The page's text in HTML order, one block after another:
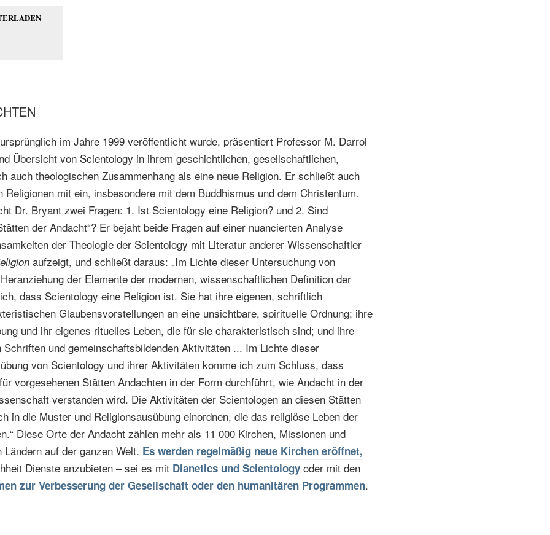
im Jahre 1999 veröffentlicht wurde, präsentiert Professor M. Darrol
Übersicht von Scientology in ihrem geschichtlichen, gesellschaftlichen,
auch theologischen Zusammenhang als eine neue Religion. Er schließt auch
Religionen mit ein, insbesondere mit dem Buddhismus und dem Christentum.
Dr. Bryant zwei Fragen: 1. Ist Scientology eine Religion? und 2. Sind
der Andacht“? Er bejaht beide Fragen auf einer nuancierten Analyse
der Theologie der Scientology mit Literatur anderer Wissenschaftler
aufzeigt, und schließt daraus: „Im Lichte dieser Untersuchung von
der Elemente der modernen, wissenschaftlichen Definition der
dass Scientology eine Religion ist. Sie hat ihre eigenen, schriftlich
Glaubensvorstellungen an eine unsichtbare, spirituelle Ordnung; ihre
und ihr eigenes rituelles Leben, die für sie charakteristisch sind; und ihre
Schriften und gemeinschaftsbildenden Aktivitäten ... Im Lichte dieser
von Scientology und ihrer Aktivitäten komme ich zum Schluss, dass
vorgesehenen Stätten Andachten in der Form durchführt, wie Andacht in der
verstanden wird. Die Aktivitäten der Scientologen an diesen Stätten
in die Muster und Religionsausübung einordnen, die das religiöse Leben der
Diese Orte der Andacht zählen mehr als 11 000 Kirchen, Missionen und
auf der ganzen Welt. Es werden regelmäßig neue Kirchen eröffnet,
Dienste anzubieten – sei es mit Dianetics und Scientologyoder mit den
zur Verbesserung der Gesellschaft oder den humanitären Programmen.